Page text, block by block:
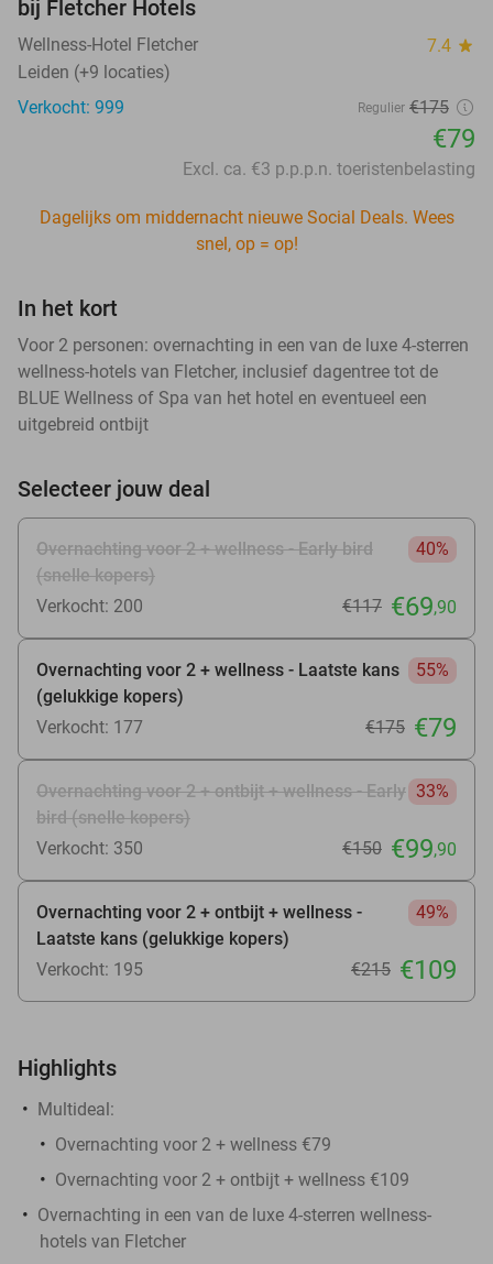
bij Fletcher Hotels
Wellness-Hotel Fletcher 7.4 star
Leiden (+9 locaties)
Verkocht: 999
Regulier €175
€79
Excl. ca. €3 p.p.p.n. toeristenbelasting
Dagelijks om middernacht nieuwe Social Deals. Wees
snel, op = op!
In het kort
Voor 2 personen: overnachting in een van de luxe 4-sterren
wellness-hotels van Fletcher, inclusief dagentree tot de
BLUE Wellness of Spa van het hotel en eventueel een
uitgebreid ontbijt
Selecteer jouw deal
Overnachting voor 2 + wellness - Early bird
(snelle kopers)
40%
Verkocht: 200 €117 €69,90
Overnachting voor 2 + wellness - Laatste kans
(gelukkige kopers)
55%
Verkocht: 177 €175 €79
Overnachting voor 2 + ontbijt + wellness - Early
bird (snelle kopers)
33%
Verkocht: 350 €150 €99,90
Overnachting voor 2 + ontbijt + wellness -
Laatste kans (gelukkige kopers)
49%
Verkocht: 195 €215 €109
Highlights
Multideal:
Overnachting voor 2 + wellness €79
Overnachting voor 2 + ontbijt + wellness €109
Overnachting in een van de luxe 4-sterren wellness-
hotels van Fletcher